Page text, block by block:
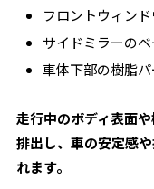
フロントウィン
サイドミラーの
車体下部の樹脂
走行中のボディ表面
排出し、車の安定感
れます。